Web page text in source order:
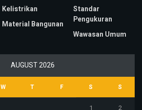
Kelistrikan
Material Bangunan
Standar
Pengukuran
Wawasan Umum
AUGUST 2026
W T F S S
1 2